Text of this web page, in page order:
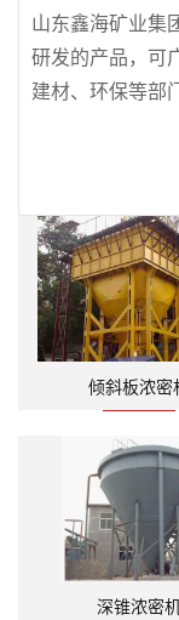
山东鑫海矿业集
研发的产品，可
建材、环保等部
倾斜板浓密
深锥浓密